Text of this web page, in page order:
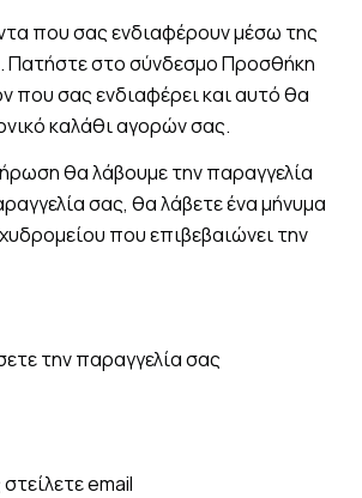
που σας ενδιαφέρουν μέσω της
Πατήστε στο σύνδεσμο Προσθήκη
που σας ενδιαφέρει και αυτό θα
καλάθι αγορών σας.
θα λάβουμε την παραγγελία
σας, θα λάβετε ένα μήνυμα
που επιβεβαιώνει την
την παραγγελία σας
email